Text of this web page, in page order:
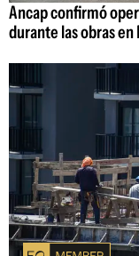
Ancap confirmó
durante las obras en